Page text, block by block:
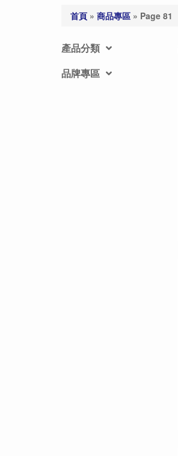
首頁 » 商品專區 » Page 81
產品分類
品牌專區